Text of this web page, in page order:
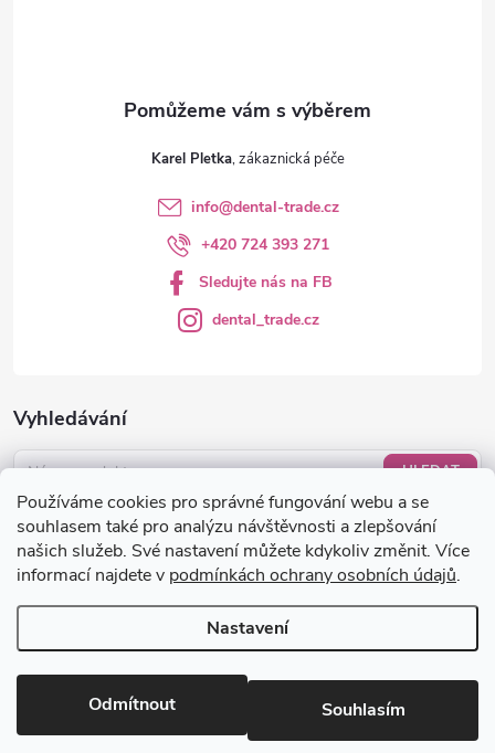
Používáme cookies pro správné fungování webu a se
souhlasem také pro analýzu návštěvnosti a zlepšování
našich služeb. Své nastavení můžete kdykoliv změnit. Více
informací najdete v podmínkách ochrany osobních údajů.
Nastavení
Odmítnout Souhlasím
Vyhledávání
HLEDAT
Nákupní košík
0KS /0 KČ
Karel Pletka
info@dental-trade.cz
+420 724 393 271
Sledujte nás na FB
dental_trade.cz
Copyright 2026dental-trade.cz. Všechna práva vyhrazena.Upravit
nastavení cookies